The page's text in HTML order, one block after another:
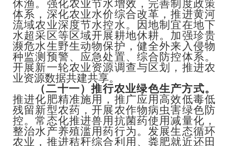
休渔。强化农业节水增效，完善制度政策
体系，深化农业水价综合改革，推进黄河
流域农业深度节水控水。因地制宜在地下
水超采区等区域开展耕地休耕。加强珍贵
濒危水生野生动物保护，健全外来入侵物
种监测预警、应急处置、综合防控体系。
开展新一轮农业资源调查与区划，推进农
业资源数据共建共享。
（二十一）推行农业绿色生产方式。
推进化肥精准施用，推广应用高效低毒低
残留新型农药，开展农作物病虫害绿色防
控。常态化推进兽用抗菌药使用减量化，
整治水产养殖滥用药行为。发展生态循环
农业，推进秸秆综合利用、粪肥就近还田